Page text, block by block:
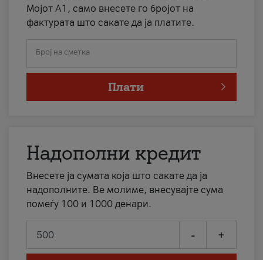
Мојот А1, само внесете го бројот на
фактурата што сакате да ја платите.
Број на сметка
Плати
Надополни кредит
Внесете ја сумата која што сакате да ја
надополните. Ве молиме, внесувајте сума
помеѓу 100 и 1000 денари.
- +